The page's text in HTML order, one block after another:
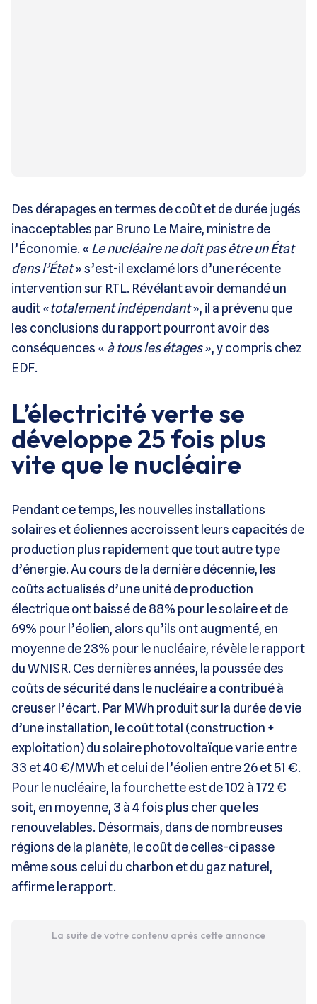
Des dérapages en termes de coût et de durée jugés
inacceptables par Bruno Le Maire, ministre de
l’Économie. « Le nucléaire ne doit pas être un État
dans l’État» s’est-il exclamé lors d’une récente
intervention sur RTL. Révélant avoir demandé un
audit «totalement indépendant», il a prévenu que
les conclusions du rapport pourront avoir des
conséquences « à tous les étages», y compris chez
EDF.
L’électricité verte se
développe 25 fois plus
vite que le nucléaire
Pendant ce temps, les nouvelles installations
solaires et éoliennes accroissent leurs capacités de
production plus rapidement que tout autre type
d’énergie. Au cours de la dernière décennie, les
coûts actualisés d’une unité de production
électrique ont baissé de 88% pour le solaire et de
69% pour l’éolien, alors qu’ils ont augmenté, en
moyenne de 23% pour le nucléaire, révèle le rapport
du WNISR. Ces dernières années, la poussée des
coûts de sécurité dans le nucléaire a contribué à
creuser l’écart. Par MWh produit sur la durée de vie
d’une installation, le coût total (construction +
exploitation) du solaire photovoltaïque varie entre
33 et 40 €/MWh et celui de l’éolien entre 26 et 51 €.
Pour le nucléaire, la fourchette est de 102 à 172 €
soit, en moyenne, 3 à 4 fois plus cher que les
renouvelables. Désormais, dans de nombreuses
régions de la planète, le coût de celles-ci passe
même sous celui du charbon et du gaz naturel,
affirme le rapport.
La suite de votre contenu après cette annonce